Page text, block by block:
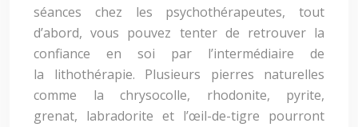
séances chez les psychothérapeutes, tout
d’abord, vous pouvez tenter de retrouver la
confiance en soi par l’intermédiaire de
la lithothérapie. Plusieurs pierres naturelles
comme la chrysocolle, rhodonite, pyrite,
grenat, labradorite et l’œil-de-tigre pourront